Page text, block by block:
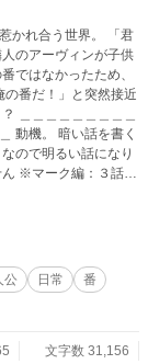
合う世界。 「君
ではなかったため、
＿
ので明るい話になり
＋
めるはず ※番の設
さい ※マーク編は明
公 日常
番
文字数 31,156